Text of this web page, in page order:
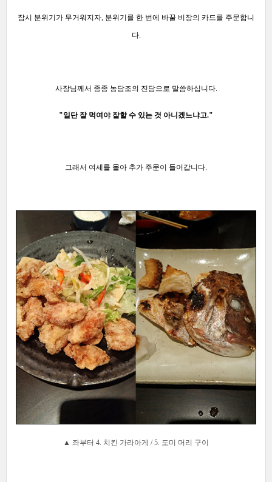
잠시 분위기가 무거워지자, 분위기를 한 번에 바꿀 비장의 카드를 주문합니
다.
사장님께서 종종 농담조의 진담으로 말씀하십니다.
"일단 잘 먹여야 잘할 수 있는 것 아니겠느냐고."
그래서 여세를 몰아 추가 주문이 들어갑니다.
▲ 좌부터 4. 치킨 가라아게 /5. 도미 머리 구이